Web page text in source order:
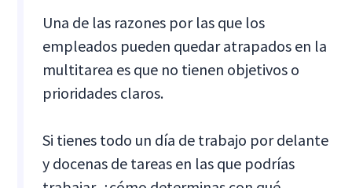
Una de las razones por las que los
empleados pueden quedar atrapados en la
multitarea es que no tienen objetivos o
prioridades claros.
Si tienes todo un día de trabajo por delante
y docenas de tareas en las que podrías